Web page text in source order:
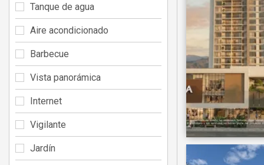
Tanque de agua
Aire acondicionado
Barbecue
Vista panorámica
Internet
Vigilante
Jardín